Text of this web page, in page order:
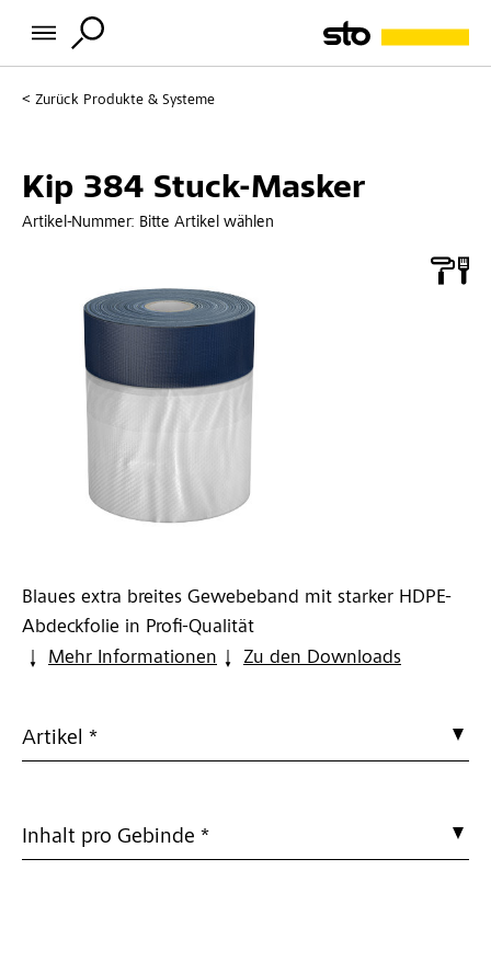
Zurück Produkte & Systeme
Kip 384 Stuck-Masker
Artikel-Nummer: Bitte Artikel wählen
Blaues extra breites Gewebeband mit starker HDPE-
Abdeckfolie in Profi-Qualität
Mehr Informationen
Zu den Downloads
Artikel *
Inhalt pro Gebinde *